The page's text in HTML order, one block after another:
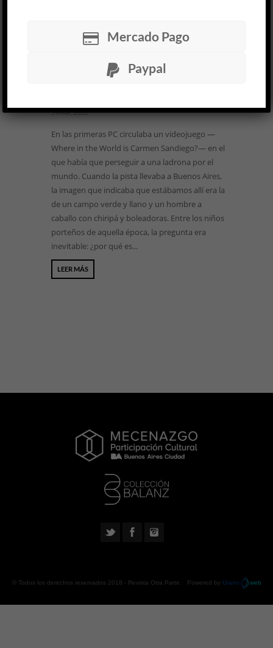
Ezequiel Adamovsky
5 MAR, 2020
En las primeras PC circulaba un videojuego —
Where in the World is Carmen Sandiego?— en el
que había que perseguir a una ladrona por el
mundo. Cuando la pista llevaba a Buenos Aires,
la imagen que indicaba que estábamos allí era la
de un campo verde y llano y un hombre a
caballo con chiripá y boleadoras. Entre los niños
porteños de aquella época, la pregunta era
inevitable: ¿por qué es...
LEER MÁS
© Todos los derechos reservados 2018 - Revista Otra Parte . Powered by Urano web
Mercado Pago
Paypal